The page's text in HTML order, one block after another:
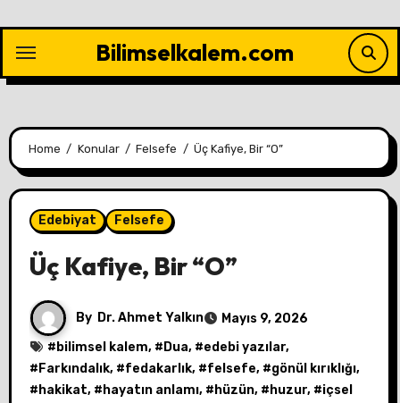
content
Bilimselkalem.com
Home Konular Felsefe Üç Kafiye, Bir “O”
Edebiyat Felsefe
Üç Kafiye, Bir “O”
By Dr. Ahmet Yalkın
Mayıs 9, 2026
# bilimsel kalem, # Dua, #edebi yazılar,
# Farkındalık, #fedakarlık, #felsefe, #gönül kırıklığı,
# hakikat, # hayatın anlamı, # hüzün, # huzur, #içsel